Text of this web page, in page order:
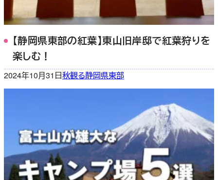
【静岡県東部の紅葉】東山旧岸邸で紅葉狩りを
楽しむ！
2024年10月31日秋観る静岡県東部